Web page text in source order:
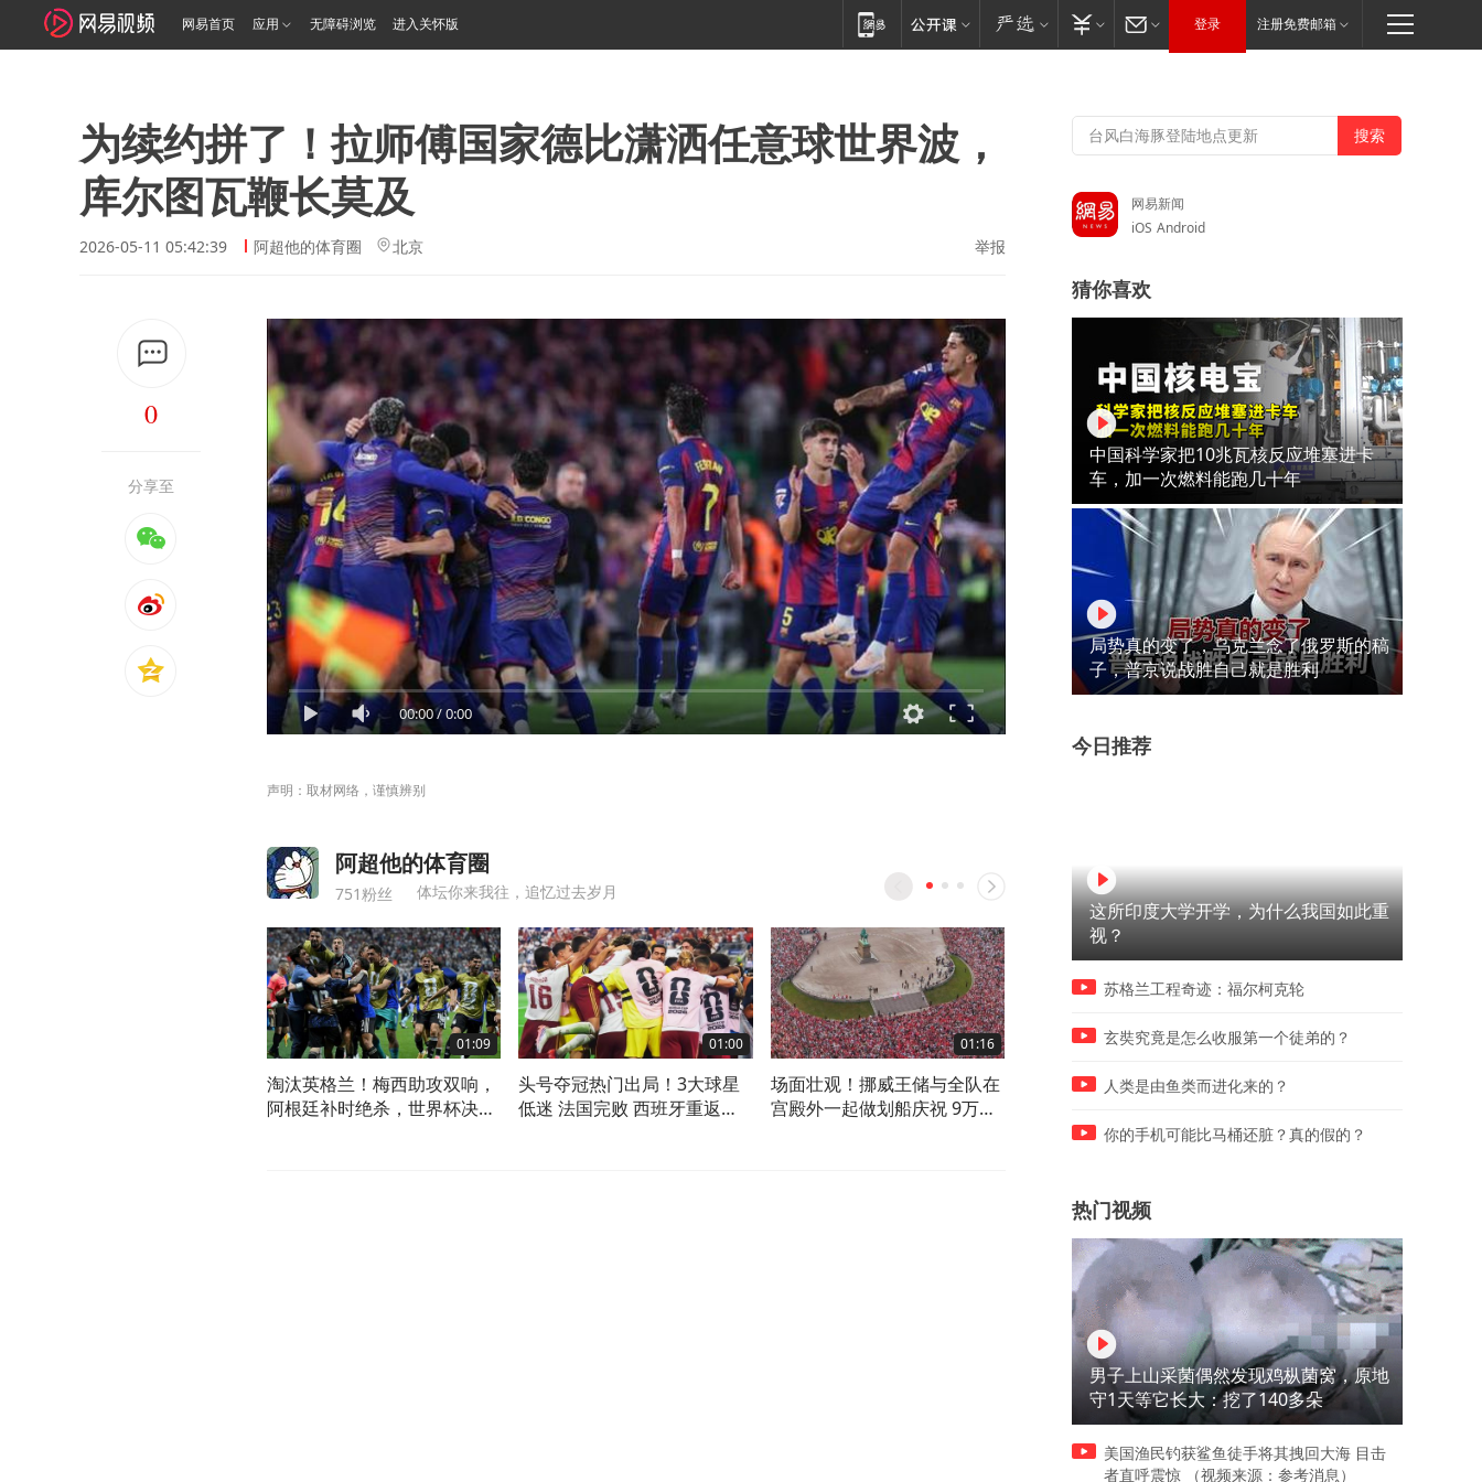
网易首页 应用 无障碍浏览 进入关怀版 登录 注册免费邮箱
为续约拼了！拉师傅国家德比潇洒任意球世界波，
库尔图瓦鞭长莫及
2026-05-11 05:42:39 阿超他的体育圈 北京 举报
0
分享至
00:00/0:00
声明：取材网络，谨慎辨别
阿超他的体育圈
751粉丝 体坛你来我往，追忆过去岁月
01:09
淘汰英格兰！梅西助攻双响，
阿根廷补时绝杀，世界杯决赛
01:00
头号夺冠热门出局！3大球星
低迷 法国完败 西班牙重返世
01:16
场面壮观！挪威王储与全队在
宫殿外一起做划船庆祝 9万名
01:08
梅西独享世界杯助攻王射手
演英阿大战
后会有期！哈兰德告别世界
曲圈粉无数
网易新闻
iOS Android
猜你喜欢
中国科学家把10兆瓦核反应堆塞进卡
车，加一次燃料能跑几十年
局势真的变了，乌克兰念了俄罗斯的稿
子，普京说战胜自己就是胜利
今日推荐
这所印度大学开学，为什么我国如此重
视？
苏格兰工程奇迹：福尔柯克轮
玄奘究竟是怎么收服第一个徒弟的？
人类是由鱼类而进化来的？
你的手机可能比马桶还脏？真的假的？
热门视频
男子上山采菌偶然发现鸡枞菌窝，原地
守1天等它长大：挖了140多朵
美国渔民钓获鲨鱼徒手将其拽回大海 目击
者直呼震惊 （视频来源：参考消息）